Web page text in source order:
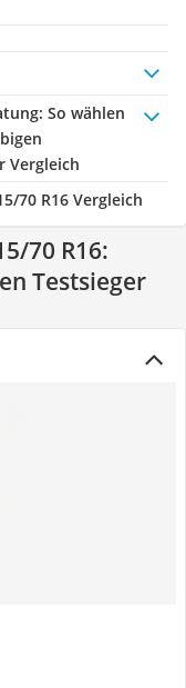
: So wählen
Vergleich
70 R16 Vergleich
70 R16:
Testsieger